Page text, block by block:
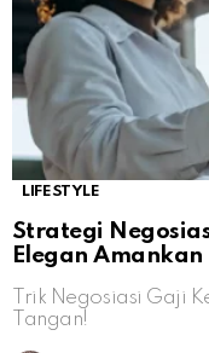
LIFESTYLE
Strategi
Elegan
Trik Negosiasi Gaji
Tangan!